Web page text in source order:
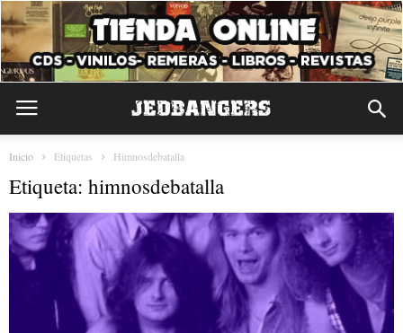
Inicio Etiquetas Himnosdebatalla
Etiqueta: himnosdebatalla